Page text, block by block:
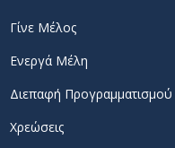
Γίνε Μέλος
Ενεργά Μέλη
Διεπαφή
Χρεώσεις